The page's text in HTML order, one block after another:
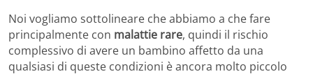
Noi vogliamo sottolineare che abbiamo a che fare
principalmente con malattie rare, quindi il rischio
complessivo di avere un bambino affetto da una
qualsiasi di queste condizioni è ancora molto piccolo